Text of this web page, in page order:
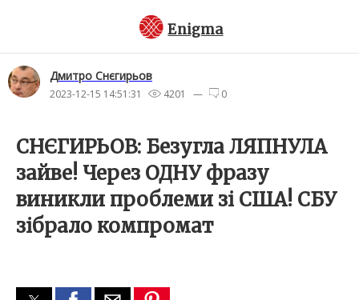
Enigma
Дмитро Снєгирьов
2023-12-15 14:51:31 4201 — 0
СНЄГИРЬОВ: Безугла ЛЯПНУЛА
зайве! Через ОДНУ фразу
виникли проблеми зі США! СБУ
зібрало компромат